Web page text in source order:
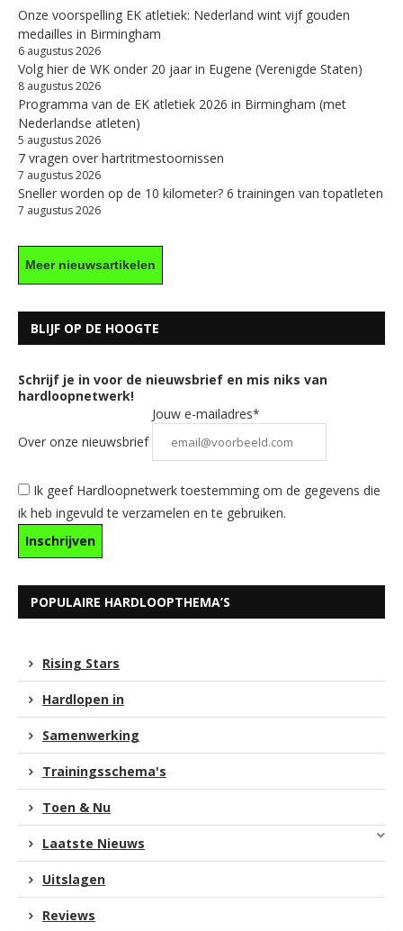
Onze voorspelling EK atletiek: Nederland wint vijf gouden
medailles in Birmingham
6 augustus 2026
Volg hier de WK onder 20 jaar in Eugene (Verenigde Staten)
8 augustus 2026
Programma van de EK atletiek 2026 in Birmingham (met
Nederlandse atleten)
5 augustus 2026
7 vragen over hartritmestoornissen
7 augustus 2026
Sneller worden op de 10 kilometer? 6 trainingen van topatleten
7 augustus 2026
Meer nieuwsartikelen
BLIJF OP DE HOOGTE
Schrijf je in voor de nieuwsbrief en mis niks van
hardloopnetwerk!
Over onze nieuwsbrief
Jouw e-mailadres*
Ik geef Hardloopnetwerk toestemming om de gegevens die
ik heb ingevuld te verzamelen en te gebruiken.
POPULAIRE HARDLOOPTHEMA’S
Rising Stars
Hardlopen in
Samenwerking
Trainingsschema's
Toen & Nu
Laatste Nieuws
Uitslagen
Reviews